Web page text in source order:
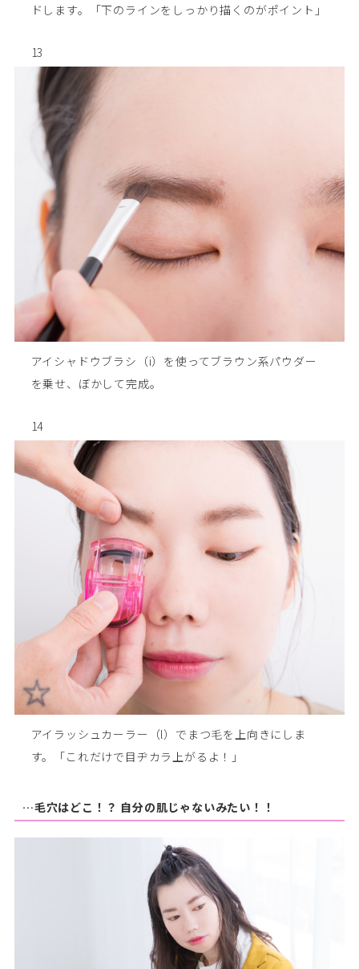
ドします。「下のラインをしっかり描くのがポイント」
13
アイシャドウブラシ（i）を使ってブラウン系パウダー
を乗せ、ぼかして完成。
14
アイラッシュカーラー（l）でまつ毛を上向きにしま
す。「これだけで目ヂカラ上がるよ！」
…毛穴はどこ！？ 自分の肌じゃないみたい！！